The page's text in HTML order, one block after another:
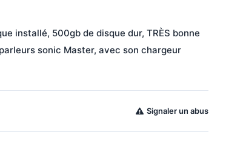
installé, 500gb de disque dur, TRÈS bonne
sonic Master, avec son chargeur
Signaler un abus